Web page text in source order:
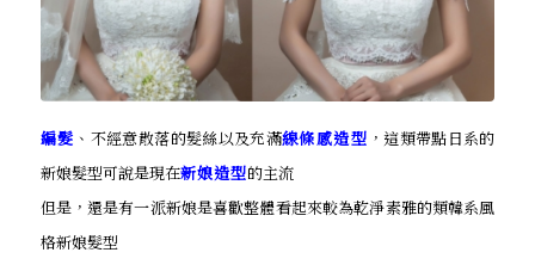
編髮 、不經意散落的髮絲以及充滿線條感造型 ，這類帶點日系的
新娘髮型可說是現在新娘造型的主流
但是，還是有一派新娘是喜歡整體看起來較為乾淨素雅的類韓系風
格新娘髮型